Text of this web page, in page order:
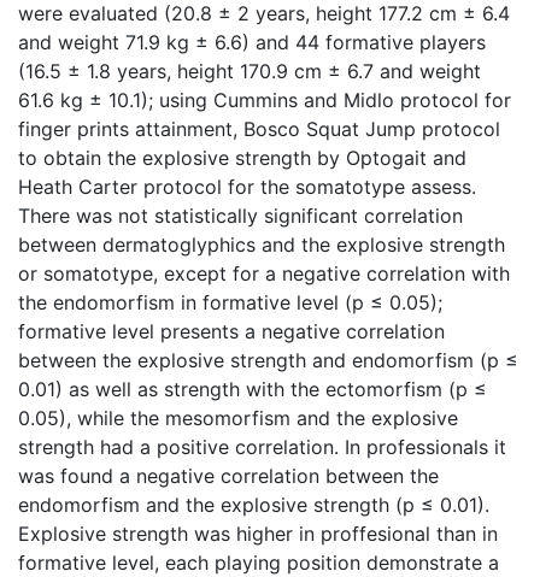
were evaluated (20.8 ± 2 years, height 177.2 cm ± 6.4
and weight 71.9 kg ± 6.6) and 44 formative players
(16.5 ± 1.8 years, height 170.9 cm ± 6.7 and weight
61.6 kg ± 10.1); using Cummins and Midlo protocol for
finger prints attainment, Bosco Squat Jump protocol
to obtain the explosive strength by Optogait and
Heath Carter protocol for the somatotype assess.
There was not statistically significant correlation
between dermatoglyphics and the explosive strength
or somatotype, except for a negative correlation with
the endomorfism in formative level (p ≤ 0.05);
formative level presents a negative correlation
between the explosive strength and endomorfism (p ≤
0.01) as well as strength with the ectomorfism (p ≤
0.05), while the mesomorfism and the explosive
strength had a positive correlation. In professionals it
was found a negative correlation between the
endomorfism and the explosive strength (p ≤ 0.01).
Explosive strength was higher in proffesional than in
formative level, each playing position demonstrate a